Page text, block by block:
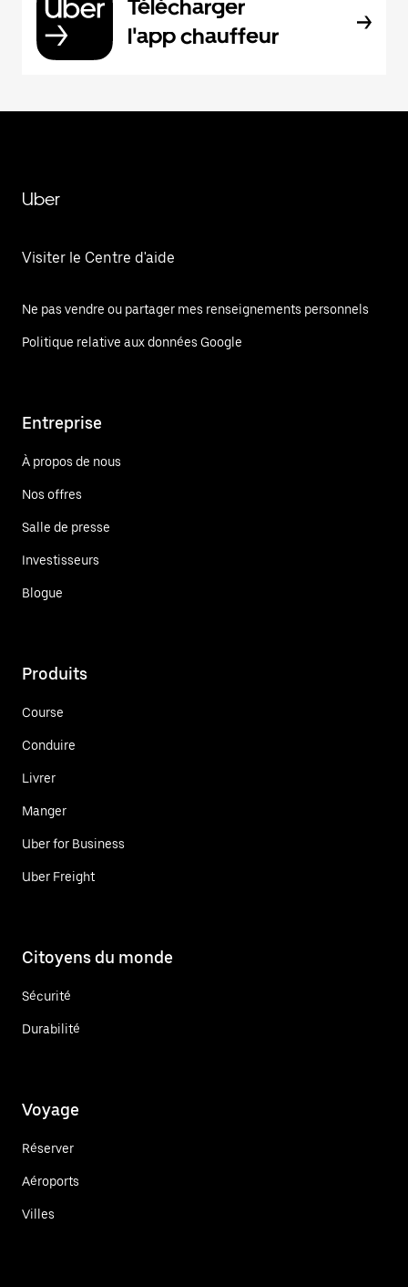
Télécharger
l'app chauffeur
Uber
Visiter le Centre d'aide
Ne pas vendre ou partager mes renseignements personnels
Politique relative aux données Google
Entreprise
À propos de nous
Nos offres
Salle de presse
Investisseurs
Blogue
Produits
Course
Conduire
Livrer
Manger
Uber for Business
Uber Freight
Citoyens du monde
Sécurité
Durabilité
Voyage
Réserver
Aéroports
Villes